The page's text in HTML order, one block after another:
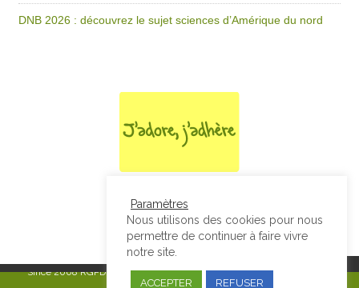
DNB 2026 : découvrez le sujet sciences d’Amérique du nord
Since 2008RGPD & Mentions Légales|Designed by Studio Thil - Site
Paramètres
Nous utilisons des cookies pour nous
permettre de continuer à faire vivre
notre site.
ACCEPTER REFUSER